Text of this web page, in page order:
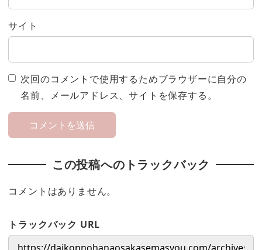
サイト
次回のコメントで使用するためブラウザーに自分の
名前、メールアドレス、サイトを保存する。
この投稿へのトラックバック
コメントはありません。
トラックバック URL